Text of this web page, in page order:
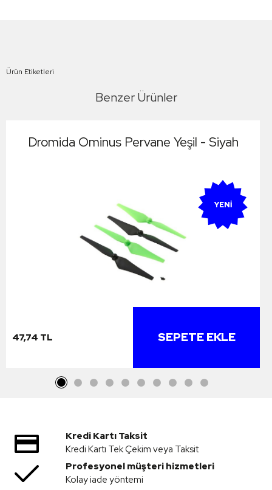
Ürün Etiketleri
Benzer Ürünler
Dromida Ominus Pervane Yeşil - Siyah
YENI
47,74 TL SEPETE EKLE
Kredi Kartı Taksit
Kredi Kartı Tek Çekim veya Taksit
Profesyonel müşteri hizmetleri
Kolay iade yöntemi